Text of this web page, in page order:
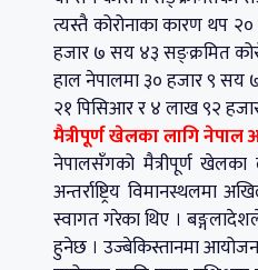
त्यस्तै कोरोनाका कारण थप
हजार ७ सय ४३ सङ्क्रमित
हाल नेपालमा ३० हजार ९
२१ पिसिआर र ४ लाख ९२
मैत्रीपूर्ण खेलका लागि नेपाल
नेपालसँगको मैत्रीपूर्ण खेलका
अन्तर्राष्ट्रिय
स्वागत गरेका थिए ।
हुनेछ । उज्बेकिस्तानमा